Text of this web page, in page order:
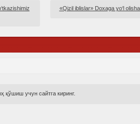
«Qizil iblislar» Doxaga yo‘l
қўшиш учун сайтга киринг.